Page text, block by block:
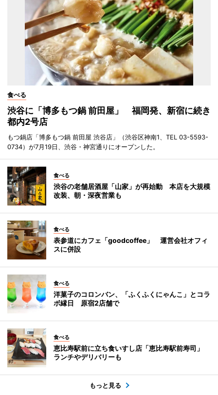
食べる
渋谷に「博多もつ鍋 前田屋」 福岡発、新宿に続き
都内2号店
もつ鍋店「博多もつ鍋 前田屋 渋谷店」（渋谷区神南1、TEL 03-5593-
0734）が7月19日、渋谷・神宮通りにオープンした。
食べる
渋谷の老舗居酒屋「山家」が再始動 本店を大規模
改装、朝・深夜営業も
食べる
表参道にカフェ「goodcoffee」 運営会社オフィ
スに併設
食べる
洋菓子のコロンバン、「ふくふくにゃんこ」とコラ
ボ縁日 原宿2店舗で
食べる
恵比寿駅前に立ち食いすし店「恵比寿駅前寿司」
ランチやデリバリーも
もっと見る